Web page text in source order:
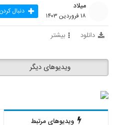
میلاد
۱۸ فروردین ۱۴۰۳ دنبال کردن
دانلود بیشتر
ویدیوهای دیگر
ویدیوهای مرتبط